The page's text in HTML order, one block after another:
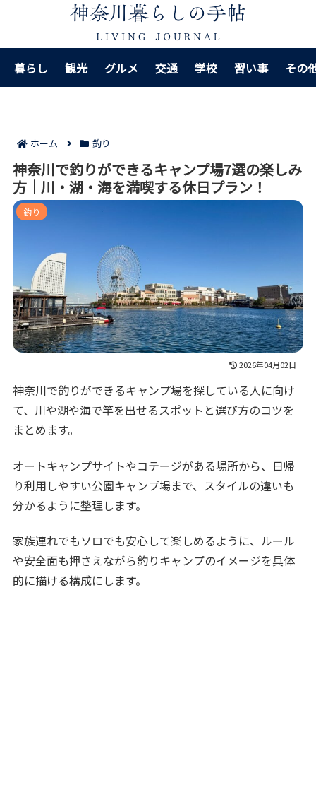
暮らし 観光 グルメ 交通 学校 習い事 その
ホーム 釣り
神奈川で釣りができるキャンプ場7選の楽しみ
方｜川・湖・海を満喫する休日プラン！
釣り
2026年04月02日
神奈川で釣りができるキャンプ場を探している人に向け
て、川や湖や海で竿を出せるスポットと選び方のコツを
まとめます。
オートキャンプサイトやコテージがある場所から、日帰
り利用しやすい公園キャンプ場まで、スタイルの違いも
分かるように整理します。
家族連れでもソロでも安心して楽しめるように、ルール
や安全面も押さえながら釣りキャンプのイメージを具体
的に描ける構成にします。